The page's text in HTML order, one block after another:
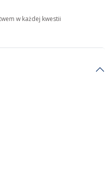
w każdej kwestii